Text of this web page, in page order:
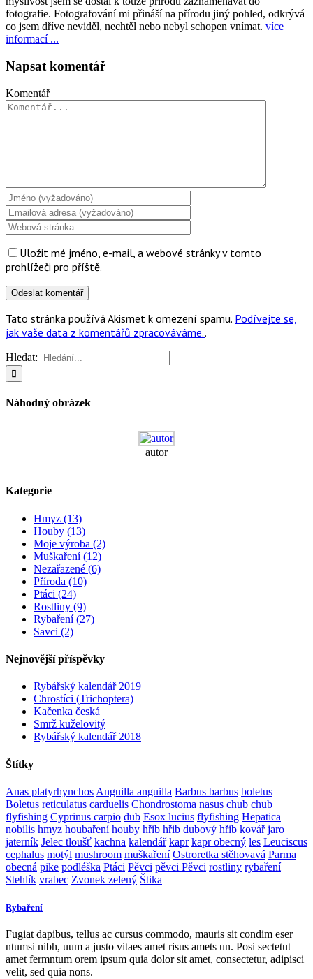
fotografie. Fotografování mi přináší na přírodu jiný pohled, odkrývá
co jsem dříve neviděl, nechtěl nebo nebyl schopen vnímat. více
informací ...
Napsat komentář
Komentář
Uložit mé jméno, e-mail, a webové stránky v tomto
prohlížeči pro příště.
Tato stránka používá Akismet k omezení spamu. Podívejte se,
jak vaše data z komentářů zpracováváme..
Hledat:
Náhodný obrázek
autor
Kategorie
Hmyz (13)
Houby (13)
Moje výroba (2)
Muškaření (12)
Nezařazené (6)
Příroda (10)
Ptáci (24)
Rostliny (9)
Rybaření (27)
Savci (2)
Nejnovější příspěvky
Rybářský kalendář 2019
Chrostíci (Trichoptera)
Kačenka česká
Smrž kuželovitý
Rybářský kalendář 2018
Štítky
Anas platyrhynchos Anguilla anguilla Barbus barbus boletus
Boletus reticulatus carduelis Chondrostoma nasus chub chub
flyfishing Cyprinus carpio dub Esox lucius flyfishing Hepatica
nobilis hmyz houbaření houby hřib hřib dubový hřib kovář jaro
jaterník Jelec tloušť kachna kalendář kapr kapr obecný les Leuciscus
cephalus motýl mushroom muškaření Ostroretka stěhovavá Parma
obecná pike podléška Ptáci Pěvci pěvci Pěvci rostliny rybaření
Stehlík vrabec Zvonek zelený Štika
Rybaření
Fugiat dapibus, tellus ac cursus commodo, mauris sit condim eser
ntumsi nibh, uum a justo vitaes amet risus amets un. Posi sectetut
amet fermntum orem ipsum quia dolor sit amet, consectetur, adipisci
velit, sed quia nons.